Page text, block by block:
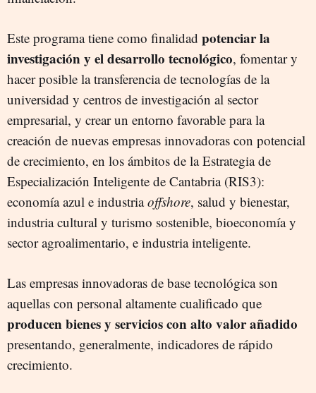
Este programa tiene como finalidad potenciar la
investigación y el desarrollo tecnológico, fomentar y
hacer posible la transferencia de tecnologías de la
universidad y centros de investigación al sector
empresarial, y crear un entorno favorable para la
creación de nuevas empresas innovadoras con potencial
de crecimiento, en los ámbitos de la Estrategia de
Especialización Inteligente de Cantabria (RIS3):
economía azul e industriaoffshore, salud y bienestar,
industria cultural y turismo sostenible, bioeconomía y
sector agroalimentario, e industria inteligente.
Las empresas innovadoras de base tecnológica son
aquellas con personal altamente cualificado que
producen bienes y servicios con alto valor añadido
presentando, generalmente, indicadores de rápido
crecimiento.